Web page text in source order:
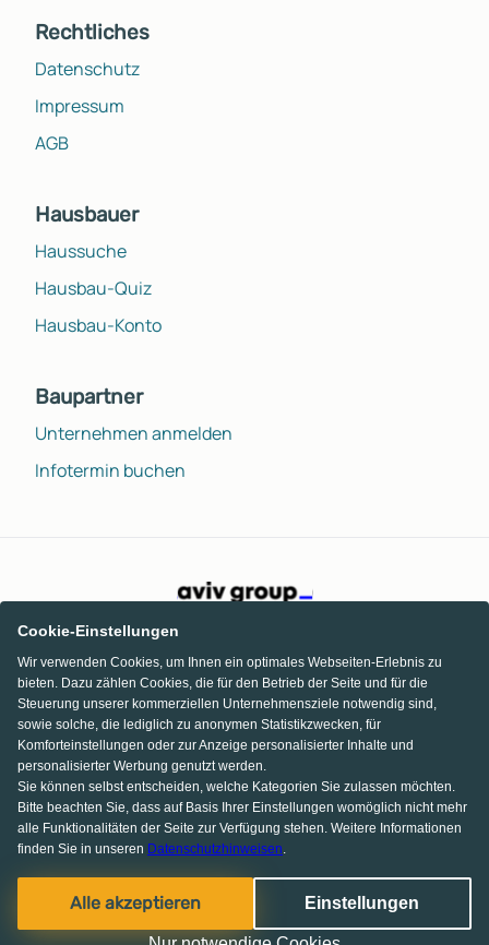
Rechtliches
Datenschutz
Impressum
AGB
Hausbauer
Haussuche
Hausbau-Quiz
Hausbau-Konto
Baupartner
Unternehmen anmelden
Infotermin buchen
© 2013-2026 MS media systems GmbH
Facebook
Pinterest
Instagram
Cookie-Einstellungen
Wir verwenden Cookies, um Ihnen ein optimales Webseiten-Erlebnis zu
bieten. Dazu zählen Cookies, die für den Betrieb der Seite und für die
Steuerung unserer kommerziellen Unternehmensziele notwendig sind,
sowie solche, die lediglich zu anonymen Statistikzwecken, für
Komforteinstellungen oder zur Anzeige personalisierter Inhalte und
personalisierter Werbung genutzt werden.
Sie können selbst entscheiden, welche Kategorien Sie zulassen möchten.
Bitte beachten Sie, dass auf Basis Ihrer Einstellungen womöglich nicht mehr
alle Funktionalitäten der Seite zur Verfügung stehen. Weitere Informationen
finden Sie in unseren Datenschutzhinweisen.
Alle akzeptieren Einstellungen